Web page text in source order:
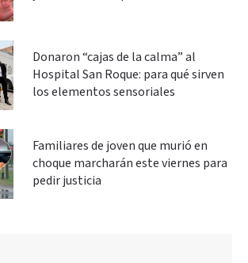
Donaron “cajas de la calma” al
Hospital San Roque: para qué sirven
los elementos sensoriales
Familiares de joven que murió en
choque marcharán este viernes para
pedir justicia